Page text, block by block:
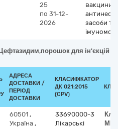
25
по 31-12-
2026
вакцини,
засоби та
для ін'єкцій
АДРЕСА
ДОСТАВКИ /
ПЕРІОД
ДОСТАВКИ
КЛАСИФІКАТОР
ДК 021:2015
(CPV)
60501 ,
Україна ,
33690000-3
Лікарські